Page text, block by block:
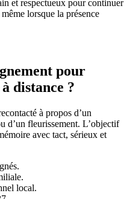
et respectueux pour continuer
lorsque la présence
pour
distance ?
à propos d’un
d’un fleurissement. L’objectif
avec tact, sérieux et
local.